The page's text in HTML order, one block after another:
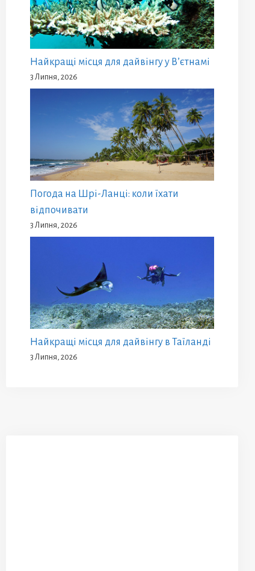
Найкращі місця для дайвінгу у В’єтнамі
3 Липня, 2026
Погода на Шрі-Ланці: коли їхати
відпочивати
3 Липня, 2026
Найкращі місця для дайвінгу в Таїланді
3 Липня, 2026